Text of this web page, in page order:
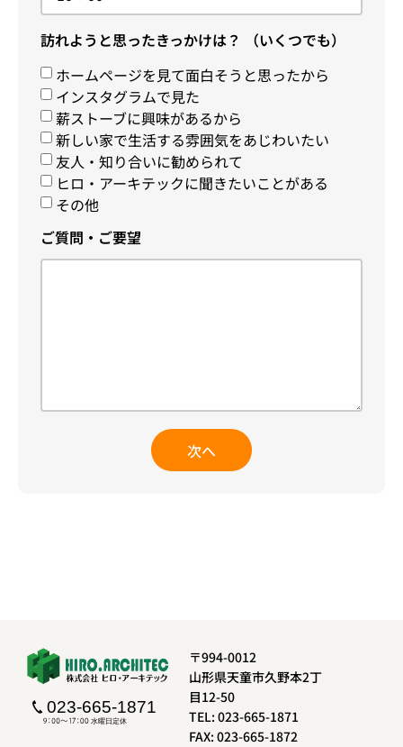
訪れようと思ったきっかけは？ （いくつでも）
ホームページを見て面白そうと思ったから
インスタグラムで見た
薪ストーブに興味があるから
新しい家で生活する雰囲気をあじわいたい
友人・知り合いに勧められて
ヒロ・アーキテックに聞きたいことがある
その他
ご質問・ご要望
次へ
〒994-0012
山形県天童市久野本2丁
目12-50
TEL: 023-665-1871
FAX: 023-665-1872